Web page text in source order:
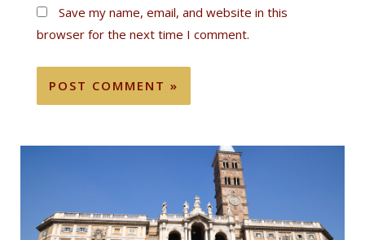
Save my name, email, and website in this
browser for the next time I comment.